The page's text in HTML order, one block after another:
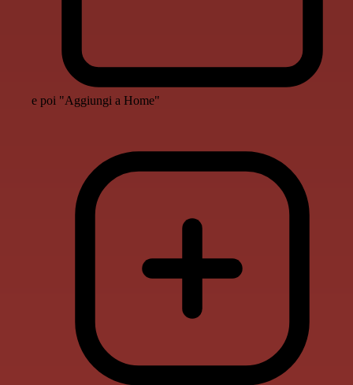
e poi "Aggiungi a Home"